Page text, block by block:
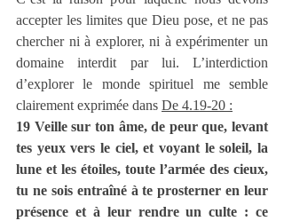
accepter les limites que Dieu pose, et ne pas
chercher ni à explorer, ni à expérimenter un
domaine interdit par lui. L’interdiction
d’explorer le monde spirituel me semble
clairement exprimée dans De 4.19-20 :
19 Veille sur ton âme, de peur que, levant
tes yeux vers le ciel, et voyant le soleil, la
lune et les étoiles, toute l’armée des cieux,
tu ne sois entraîné à te prosterner en leur
présence et à leur rendre un culte : ce